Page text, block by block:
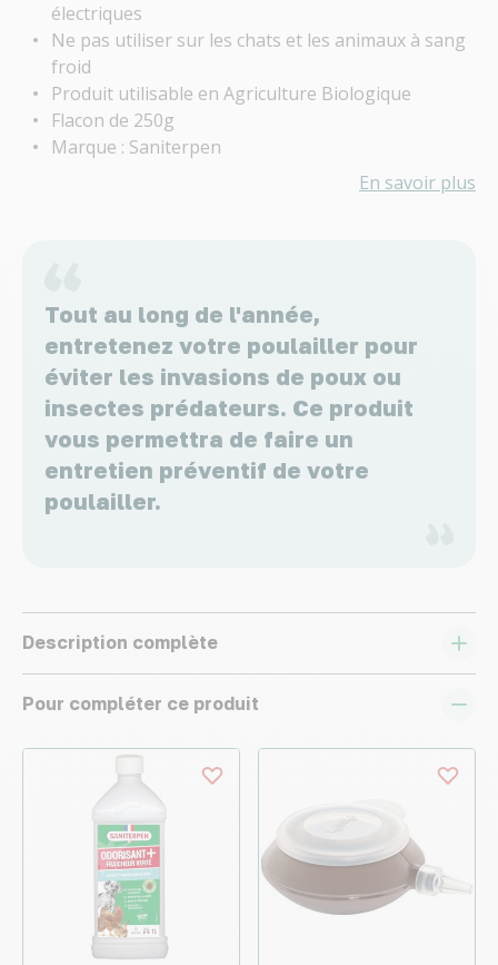
électriques
Ne pas utiliser sur les chats et les animaux à sang
froid
Produit utilisable en Agriculture Biologique
Flacon de 250g
Marque : Saniterpen
En savoir plus
Tout au long de l'année,
entretenez votre poulailler pour
éviter les invasions de poux ou
insectes prédateurs. Ce produit
vous permettra de faire un
entretien préventif de votre
poulailler.
Description complète
Pour compléter ce produit